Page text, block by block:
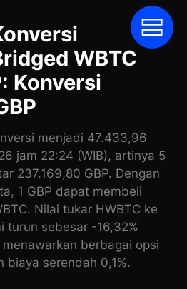
WBTC
Konversi
menjadi 47.433,96
jam 22:24 (WIB), artinya 5
237.169,80 GBP. Dengan
1 GBP dapat membeli
Nilai tukar HWBTC ke
turun sebesar -16,32%
berbagai opsi
biaya serendah 0,1%.